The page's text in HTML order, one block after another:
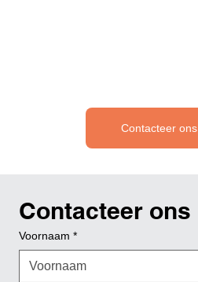
Contacteer ons
Contacteer ons
Voornaam *